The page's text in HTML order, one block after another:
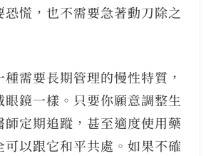
恐慌，也不需要急著動刀除之
需要長期管理的慢性特質，
眼鏡一樣。只要你願意調整生
師定期追蹤，甚至適度使用藥
可以跟它和平共處。如果不確